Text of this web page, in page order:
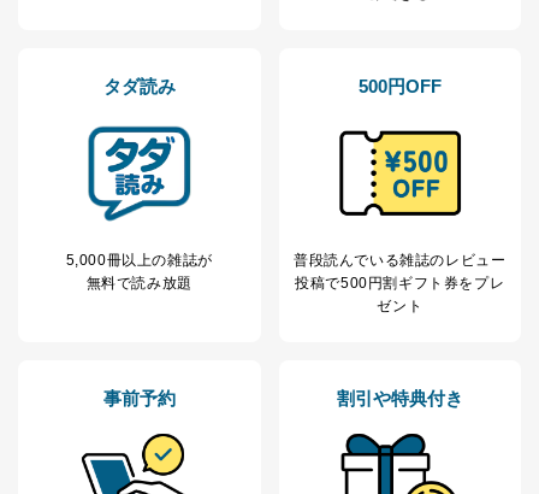
ます。
３．個人情報の第三者提供について
当社は、取得した個人情報を適切に管理し､あらかじめ
本人の同意を得ることなく第三者に提供することはあり
ません。ただし、次の場合は除きます。
法令に基づく場合
人の生命､身体または財産の保護のために必要がある
場合であって、本人の同意を得ることが困難であると
とが困難である場合。
た者が法令の定める事務を遂行することに対して協力
する必要がある場合であって、本人の同意を得ること
により当該事務の遂行に支障を及ぼすおそれがあると
タダ読み
5,000冊以上の雑誌が
無料で読み放題
500円OFF
普段読んでいる雑誌のレビュー
投稿で500円割ギフト券をプレ
ゼント
事前予約 割引や特典付き